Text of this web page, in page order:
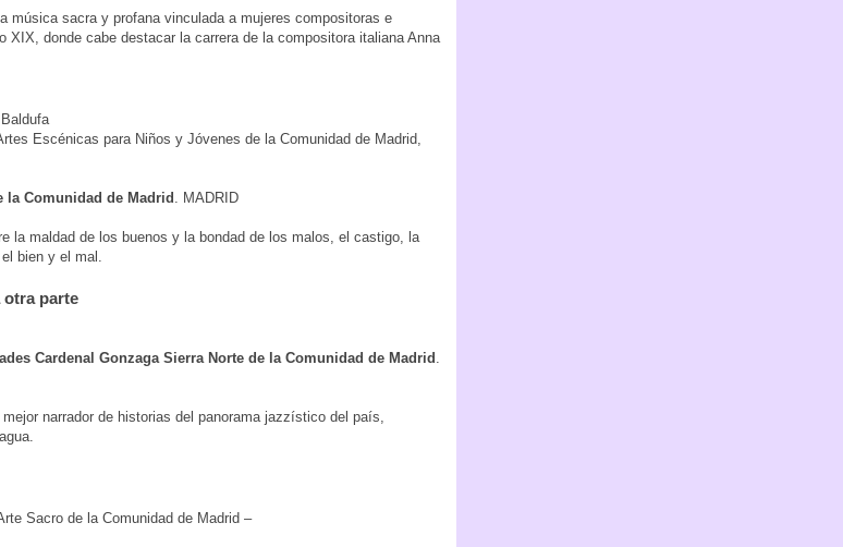
música sacra y profana vinculada a mujeres compositoras e
XIX, donde cabe destacar la carrera de la compositora italiana Anna
Escénicas para Niños y Jóvenes de la Comunidad de Madrid,
la Comunidad de Madrid
. MADRID
la maldad de los buenos y la bondad de los malos, el castigo, la
bien y el mal.
otra parte
Cardenal Gonzaga Sierra Norte de la Comunidad de Madrid
narrador de historias del panorama jazzístico del país,
Sacro de la Comunidad de Madrid –